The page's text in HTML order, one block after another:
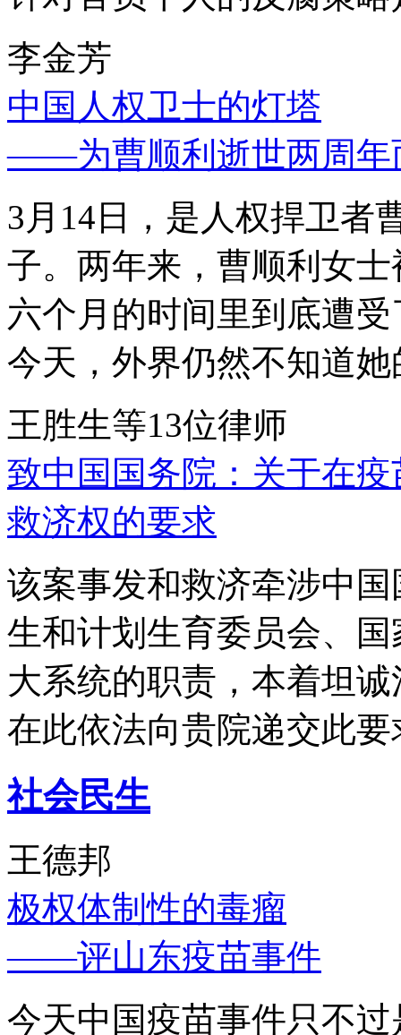
李金芳
中国人权卫士的灯塔
——为曹顺利逝世两周年
3月14日，是人权捍卫者
子。两年来，曹顺利女
六个月的时间里到底遭
今天，外界仍然不知道
王胜生等13位律师
致中国国务院：关于在
救济权的要求
该案事发和救济牵涉中
生和计划生育委员会、
大系统的职责，本着坦
在此依法向贵院递交此要
社会民生
王德邦
极权体制性的毒瘤
——评山东疫苗事件
今天中国疫苗事件只不